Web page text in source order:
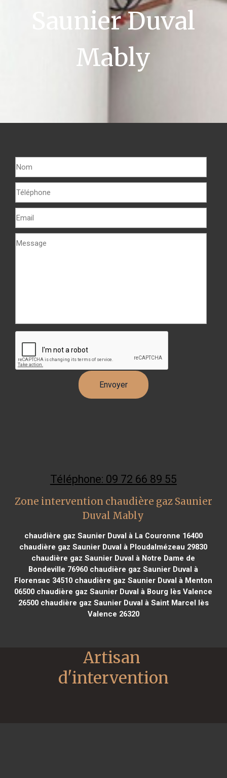
Saunier Duval
Mably
Téléphone: 09 72 66 89 55
Zone intervention chaudière gaz Saunier
Duval Mably
chaudière gaz Saunier Duval à La Couronne 16400
chaudière gaz Saunier Duval à Ploudalmézeau 29830
chaudière gaz Saunier Duval à Notre Dame de
Bondeville 76960 chaudière gaz Saunier Duval à
Florensac 34510 chaudière gaz Saunier Duval à Menton
06500 chaudière gaz Saunier Duval à Bourg lès Valence
26500chaudière gaz Saunier Duval à Saint Marcel lès
Valence 26320
Artisan
d'intervention